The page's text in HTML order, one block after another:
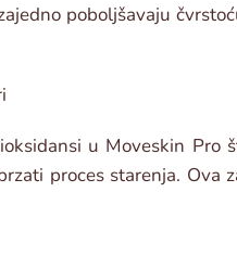
poboljšavaju
u Moveskin Pro
proces starenja. Ova